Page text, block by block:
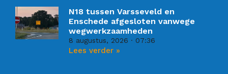
N18 tussen Varsseveld en
Enschede afgesloten vanwege
wegwerkzaamheden
8 augustus, 2026 07:36
Lees verder »